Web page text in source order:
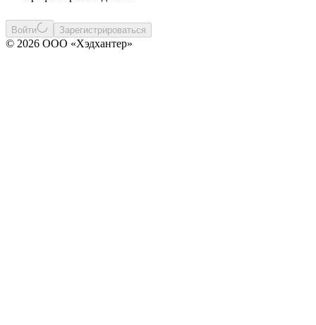
Войти Зарегистрироваться
© 2026 ООО «Хэдхантер»